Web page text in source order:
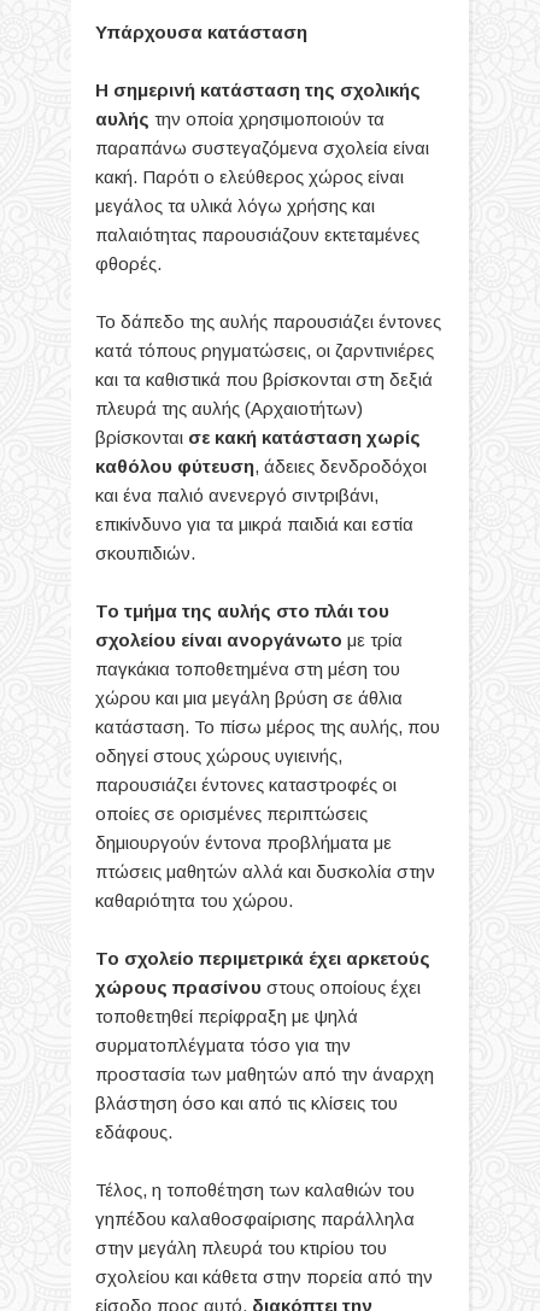
Υπάρχουσα κατάσταση
Η σημερινή κατάσταση της σχολικής
αυλής την οποία χρησιμοποιούν τα
παραπάνω συστεγαζόμενα σχολεία είναι
κακή. Παρότι ο ελεύθερος χώρος είναι
μεγάλος τα υλικά λόγω χρήσης και
παλαιότητας παρουσιάζουν εκτεταμένες
φθορές.
Το δάπεδο της αυλής παρουσιάζει έντονες
κατά τόπους ρηγματώσεις, οι ζαρντινιέρες
και τα καθιστικά που βρίσκονται στη δεξιά
πλευρά της αυλής (Αρχαιοτήτων)
βρίσκονται σε κακή κατάσταση χωρίς
καθόλου φύτευση, άδειες δενδροδόχοι
και ένα παλιό ανενεργό σιντριβάνι,
επικίνδυνο για τα μικρά παιδιά και εστία
σκουπιδιών.
Το τμήμα της αυλής στο πλάι του
σχολείου είναι ανοργάνωτο με τρία
παγκάκια τοποθετημένα στη μέση του
χώρου και μια μεγάλη βρύση σε άθλια
κατάσταση. Το πίσω μέρος της αυλής, που
οδηγεί στους χώρους υγιεινής,
παρουσιάζει έντονες καταστροφές οι
οποίες σε ορισμένες περιπτώσεις
δημιουργούν έντονα προβλήματα με
πτώσεις μαθητών αλλά και δυσκολία στην
καθαριότητα του χώρου.
Το σχολείο περιμετρικά έχει αρκετούς
χώρους πρασίνου στους οποίους έχει
τοποθετηθεί περίφραξη με ψηλά
συρματοπλέγματα τόσο για την
προστασία των μαθητών από την άναρχη
βλάστηση όσο και από τις κλίσεις του
εδάφους.
Τέλος, η τοποθέτηση των καλαθιών του
γηπέδου καλαθοσφαίρισης παράλληλα
στην μεγάλη πλευρά του κτιρίου του
σχολείου και κάθετα στην πορεία από την
είσοδο προς αυτό, διακόπτει την